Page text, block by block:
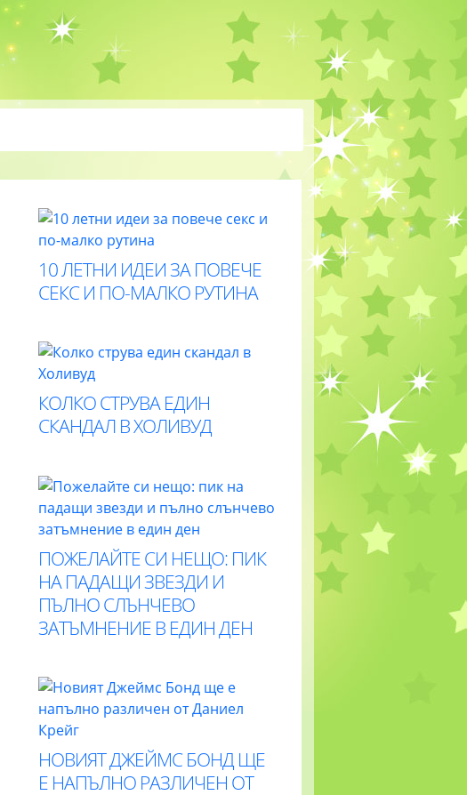
10 ЛЕТНИ ИДЕИ ЗА ПОВЕЧЕ
СЕКС И ПО-МАЛКО РУТИНА
КОЛКО СТРУВА ЕДИН
СКАНДАЛ В ХОЛИВУД
ПОЖЕЛАЙТЕ СИ НЕЩО: ПИК
НА ПАДАЩИ ЗВЕЗДИ И
ПЪЛНО СЛЪНЧЕВО
ЗАТЪМНЕНИЕ В ЕДИН ДЕН
НОВИЯТ ДЖЕЙМС БОНД ЩЕ
Е НАПЪЛНО РАЗЛИЧЕН ОТ